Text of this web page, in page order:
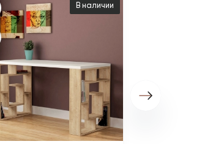
В наличии